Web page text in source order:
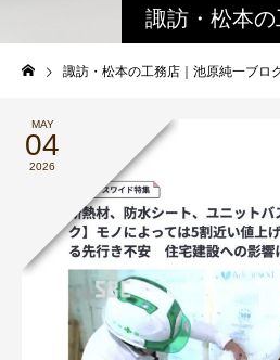
諏訪・松本
の社長ブロ
諏訪・松本の工務店｜池原純一ブロ
MAY
04
2026